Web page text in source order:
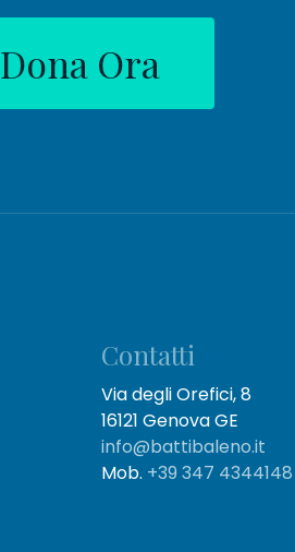
Dona Ora
Contatti
Via degli Orefici, 8
16121 Genova GE
info@battibaleno.it
Mob. +39 347 4344148